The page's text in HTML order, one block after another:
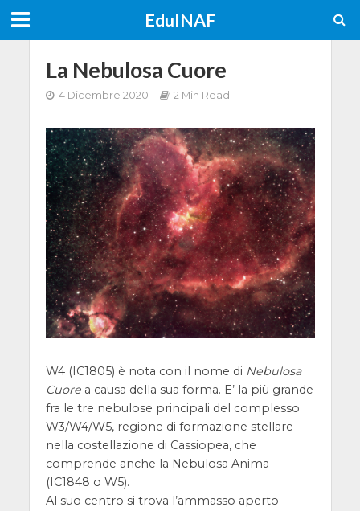
EduINAF
La Nebulosa Cuore
4 Dicembre 2020 2 Min Read
W4 (IC1805) è nota con il nome di Nebulosa
Cuorea causa della sua forma. E’ la più grande
fra le tre nebulose principali del complesso
W3/W4/W5, regione di formazione stellare
nella costellazione di Cassiopea, che
comprende anche la Nebulosa Anima
(IC1848 o W5).
Al suo centro si trova l’ammasso aperto